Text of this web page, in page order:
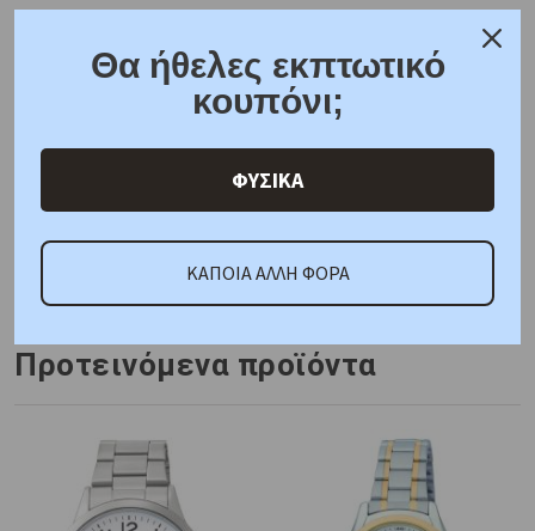
Γιατί εμάς Ρωτήστε μας Κριτικές
Κωδικός Προμηθευτή:
Προτεινόμενα προϊόντα
Θα ήθελες εκπτωτικό
κουπόνι;
ΦΥΣΙΚΑ
ΚΑΠΟΙΑ ΑΛΛΗ ΦΟΡΑ